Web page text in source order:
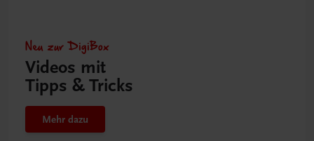
Neu zur DigiBox
Videos mit
Tipps & Tricks
Mehr dazu